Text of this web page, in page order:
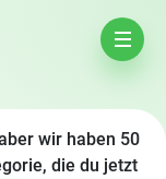
wir haben 50
die du jetzt